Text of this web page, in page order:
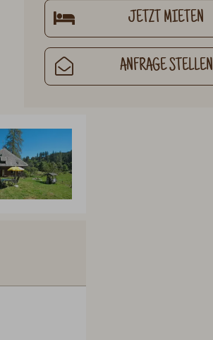
JETZT MIETEN
ANFRAGE STELLEN